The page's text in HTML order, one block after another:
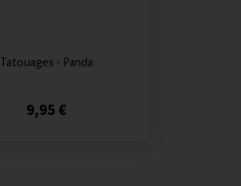
Tatouages - Panda
9,95 €